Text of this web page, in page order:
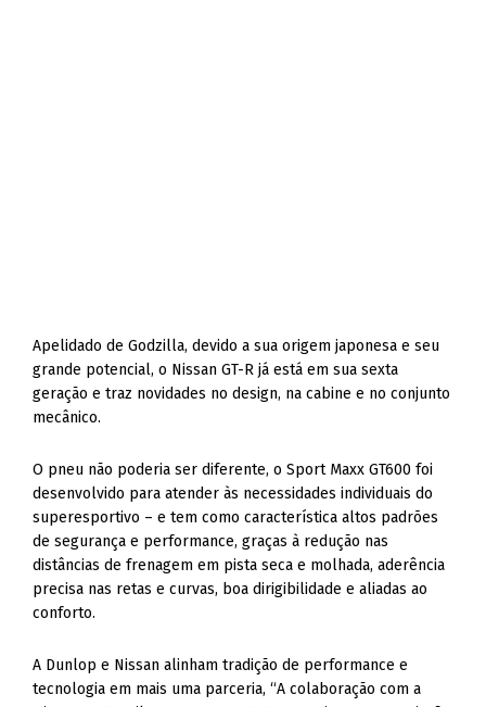
Apelidado de Godzilla, devido a sua origem japonesa e seu
grande potencial, o Nissan GT-R já está em sua sexta
geração e traz novidades no design, na cabine e no conjunto
mecânico.
O pneu não poderia ser diferente, o Sport Maxx GT600 foi
desenvolvido para atender às necessidades individuais do
superesportivo – e tem como característica altos padrões
de segurança e performance, graças à redução nas
distâncias de frenagem em pista seca e molhada, aderência
precisa nas retas e curvas, boa dirigibilidade e aliadas ao
conforto.
A Dunlop e Nissan alinham tradição de performance e
tecnologia em mais uma parceria, “A colaboração com a